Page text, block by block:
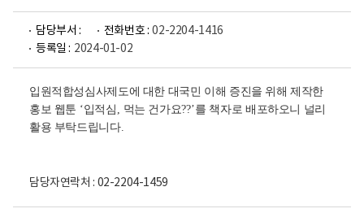
담당부서 : 전화번호 : 02-2204-1416
등록일 : 2024-01-02
입원적합성심사제도에 대한 대국민 이해 증진을 위해 제작한
홍보 웹툰 ‘입적심 , 먹는 건가요??’를 책자로 배포하오니 널리
활용 부탁드립니다.
담당자연락처 : 02-2204-1459